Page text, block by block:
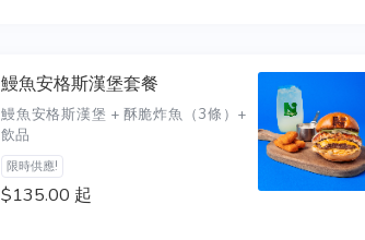
鰻魚安格斯漢堡套餐
鰻魚安格斯漢堡 + 酥脆炸魚（3條）+
飲品
限時供應!
$135.00 起